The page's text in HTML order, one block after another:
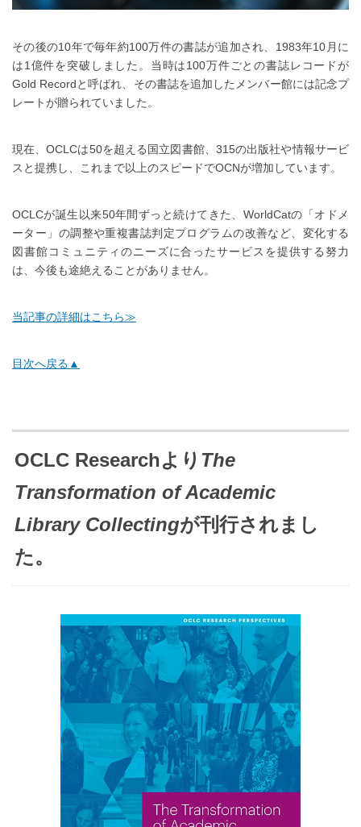
その後の10年で毎年約100万件の書誌が追加され、1983年10月に
は1億件を突破しました。当時は100万件ごとの書誌レコードが
Gold Recordと呼ばれ、その書誌を追加したメンバー館には記念プ
レートが贈られていました。
現在、OCLCは50を超える国立図書館、315の出版社や情報サービ
スと提携し、これまで以上のスピードでOCNが増加しています。
OCLCが誕生以来50年間ずっと続けてきた、WorldCatの「オドメ
ーター」の調整や重複書誌判定プログラムの改善など、変化する
図書館コミュニティのニーズに合ったサービスを提供する努力
は、今後も途絶えることがありません。
当記事の詳細はこちら≫
目次へ戻る▲
OCLC Researchより The
Transformation of Academic
Library Collectingが刊行されまし
た。